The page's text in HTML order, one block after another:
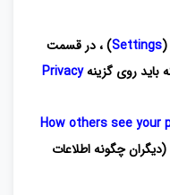
(
Settings) ، در قسمت
باید روی گزینهPrivacy
How others see your
چگونه اطلاعات